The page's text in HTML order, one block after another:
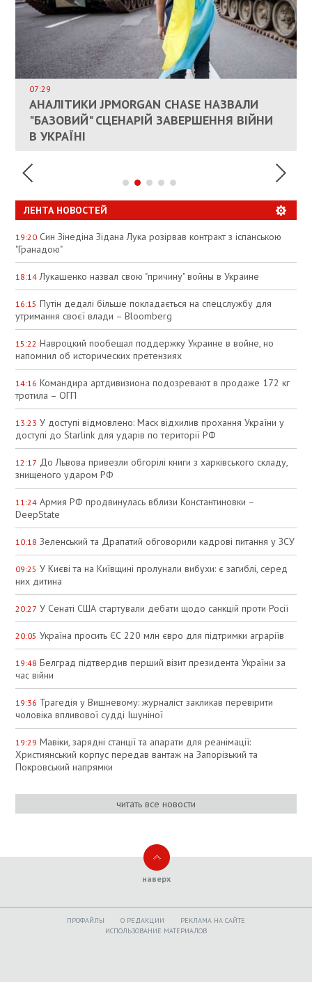
КАНДИДАТ В ПРЕМЬЕРЫ ПОЛЬШИ ПРИЗВАЛ
ЕС ПРЕКРАТИТЬ ВОЕННУЮ ПОМОЩЬ
УКРАИНЕ
07:29
АНАЛІТИКИ JPMORGAN CHASE НАЗВАЛИ
"БАЗОВИЙ" СЦЕНАРІЙ ЗАВЕРШЕННЯ ВІЙНИ
В УКРАЇНІ
ВЛАСНИКАМ ЗРУЙНОВАНОГО ЖИТЛА
ДОЗВОЛИЛИ НЕ ПЛАТИТИ ЗА КОМУНАЛКУ
ИНТЕГРАЦИЯ УКРАИНЫ В НАТО ВРЯД ЛИ
СОСТОИТСЯ В БЛИЖАЙШЕЕ ВРЕМЯ, –
РЮТТЕ
ПАЛИВНИЙ РИНОК РОЗІГРІЛИ ШТУЧНО:
АНАЛІТИКИ ЗВИНУВАТИЛИ АЗС У
СПЕКУЛЯЦІЇ
ЛЕНТА НОВОСТЕЙ
19:20 Син Зінедіна Зідана Лука розірвав контракт з іспанською
"Гранадою"
18:14 Лукашенко назвал свою "причину" войны в Украине
16:15 Путін дедалі більше покладається на спецслужбу для
утримання своєї влади – Bloomberg
15:22 Навроцкий пообещал поддержку Украине в войне, но
напомнил об исторических претензиях
14:16 Командира артдивизиона подозревают в продаже 172 кг
тротила – ОГП
13:23 У доступі відмовлено: Маск відхилив прохання України у
доступі до Starlink для ударів по території РФ
12:17 До Львова привезли обгорілі книги з харківського складу,
знищеного ударом РФ
11:24 Армия РФ продвинулась вблизи Константиновки –
DeepState
10:18 Зеленський та Драпатий обговорили кадрові питання у ЗСУ
09:25 У Києві та на Київщині пролунали вибухи: є загиблі, серед
них дитина
20:27 У Сенаті США стартували дебати щодо санкцій проти Росії
20:05 Україна просить ЄС 220 млн євро для підтримки аграріїв
19:48 Белград підтвердив перший візит президента України за
час війни
19:36 Трагедія у Вишневому: журналіст закликав перевірити
чоловіка впливової судді Ішуніної
19:29 Мавіки, зарядні станції та апарати для реанімації:
Християнський корпус передав вантаж на Запорізький та
Покровський напрямки
читать все новости
наверх
ПРОФАЙЛЫ O РЕДАКЦИИ
РЕКЛАМА НА САЙТЕ
ИСПОЛЬЗОВАНИЕ МАТЕРИАЛОВ